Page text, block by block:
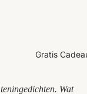
Gratis
Wat